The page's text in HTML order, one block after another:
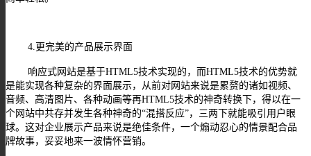
4.更完美的产品展示界面
响应式网站是基于HTML5技术实现的，而HTML5技术的优势就
是能实现各种复杂的界面展示，从前对网站来说是累赘的诸如视频、
音频、高清图片、各种动画等再HTML5技术的神奇转换下，得以在一
个网站中共存并发生各种神奇的“混搭反应”，三两下就能吸引用户眼
球。这对企业展示产品来说是绝佳条件，一个煽动忍心的情景配合品
牌故事，妥妥地来一波情怀营销。